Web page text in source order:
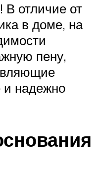
В отличие от
в доме, на
пену,
и надежно